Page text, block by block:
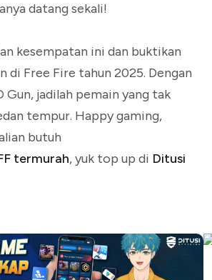
datang sekali!
kesempatan ini dan buktikan
di Free Fire tahun 2025. Dengan
Gun, jadilah pemain yang tak
tempur. Happy gaming,
butuh
termurah, yuk top up di Ditusi